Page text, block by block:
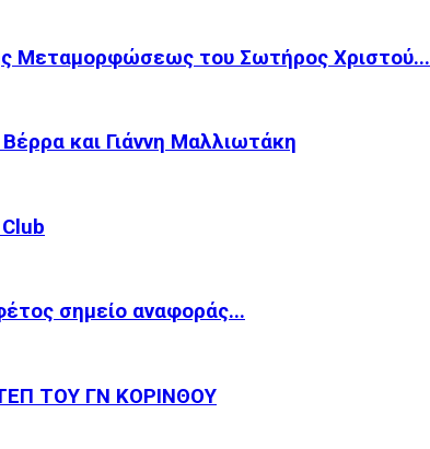
Μεταμορφώσεως του Σωτήρος Χριστού...
και Γιάννη Μαλλιωτάκη
σημείο αναφοράς...
ΤΟΥ ΓΝ ΚΟΡΙΝΘΟΥ